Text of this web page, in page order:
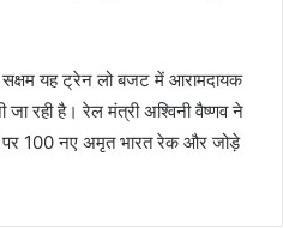
यह ट्रेन लो बजट में आरामदायक
जा रही है। रेल मंत्री अश्विनी वैष्णव ने
पर 100 नए अमृत भारत रेक और जोड़े